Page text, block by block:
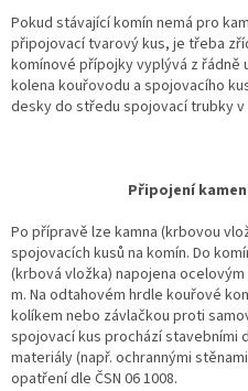
Pokud stávající komín nemá pro
připojovací tvarový kus, je třeba
komínové přípojky vyplývá z řádně
kolena kouřovodu a spojovacího
desky do středu spojovací trubky
Připojení
Po přípravě lze kamna (krbovou
spojovacích kusů na komín. Do
(krbová vložka) napojena
m. Na odtahovém hrdle kouřové
kolíkem nebo závlačkou proti
spojovací kus prochází stavebními
materiály (např. ochrannými
opatření dle ČSN 06 1008.